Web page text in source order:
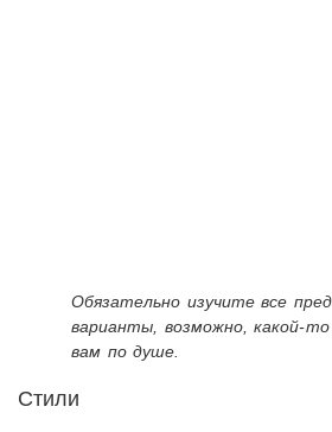
Обязательно изучите все
варианты, возможно, какой-
вам по душе.
Стили